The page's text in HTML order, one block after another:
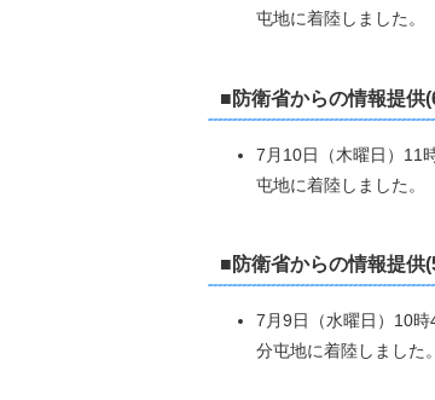
屯地に着陸しました。
■防衛省からの情報提供
7月10日（木曜日）11
屯地に着陸しました。
■防衛省からの情報提供
7月9日（水曜日）10
分屯地に着陸しました。